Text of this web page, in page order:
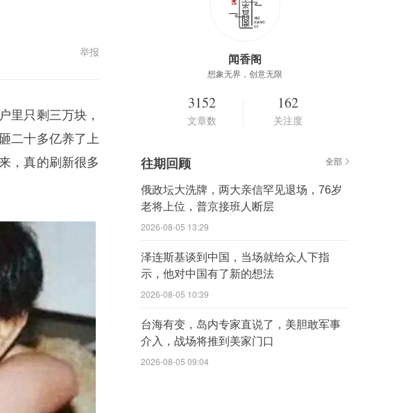
举报
里只剩三万块，
二十多亿养了上
，真的刷新很多
闻香阁
想象无界，创意无限
3152
文章数
162
关注度
往期回顾 全部
俄政坛大洗牌，两大亲信罕见退场，76岁
老将上位，普京接班人断层
2026-08-05 13:29
泽连斯基谈到中国，当场就给众人下指
示，他对中国有了新的想法
2026-08-05 10:39
台海有变，岛内专家直说了，美胆敢军事
介入，战场将推到美家门口
2026-08-05 09:04